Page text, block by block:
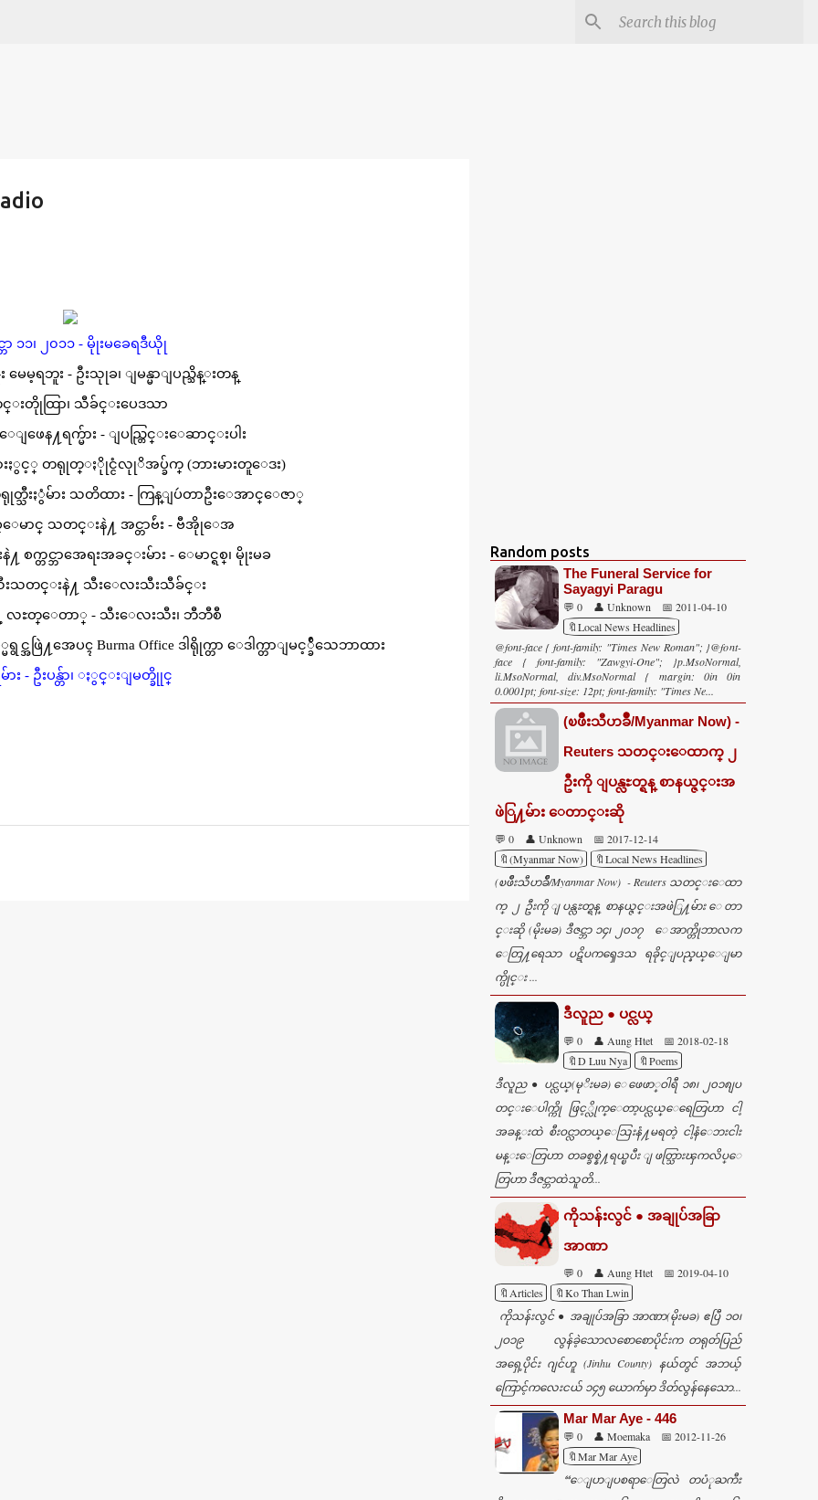
ဘာ ၁၁၊ ၂၀၁၁ - မိုုးမခေရဒီယိုု
ေမ့ရဘူး - ဦးသုုခ၊ ျမန္မာျပည္သိန္းတန္
းတိုုထြာ၊ သီခ်င္းပေဒသာ
ေန႔ရက္မ်ား - ျပည္တြင္းေဆာင္းပါး
ားႏွင့္ တရုုတ္ႏိုုင္ငံလုုိအပ္ခ်က္ (ဘားမားတူေဒး)
းႏွံမ်ား သတိထား - ကြန္ျပဴတာဦးေအာင္ေဇာ္
မာင္ သတင္းနဲ႔ အင္တာဗ်ဴး - ဗီအိုုေအ
စက္တင္ဘာအေရးအခင္းမ်ား - ေမာင္ရစ္၊ မိုုးမခ
သတင္းနဲ႔ သီးေလးသီးသီခ်င္း
လႊတ္ေတာ္ - သီးေလးသီး၊ ဘီဘီစီ
ြဲ႔အေပၚ Burma Office ဒါရိုုက္တာ ေဒါက္တာျမင့္ခ်ဴိသေဘာထား
ား - ဦးပန္တ်ာ၊ ႏွင္းျမတ္ခိုုင္
Random posts
The Funeral Service for
Sayagyi Paragu
💬 0 👤 Unknown
📅 2011-04-10
🔖Local News Headlines
@font-face { font-family: "Times New Roman"; }@font-
face { font-family: "Zawgyi-One"; }p.MsoNormal,
li.MsoNormal, div.MsoNormal { margin: 0in 0in
0.0001pt; font-size: 12pt; font-family: "Times Ne...
(ၿဖိဳးသီဟခ်ိဳ/Myanmar Now) -
Reuters သတင္းေထာက္ ၂
ဦးကို ျပန္လႊတ္ရန္ စာနယ္ဇင္းအ
ဖဲြ႔မ်ား ေတာင္းဆို
💬 0 👤 Unknown
📅 2017-12-14
🔖(Myanmar Now)
🔖Local News Headlines
(ၿဖိဳးသီဟခ်ိဳ/Myanmar Now) - Reuters သတင္းေထာ
က္ ၂ ဦးကို ျပန္လႊတ္ရန္ စာနယ္ဇင္းအဖဲြ႔မ်ား ေတာ
င္းဆို (မိုးမခ) ဒီဇင္ဘာ ၁၄၊ ၂၀၁၇ ေအာက္တိုဘာလက
ေတြ႔ရေသာ ပဋိပကၡေဒသ ရခိုင္ျပည္နယ္ေျမာ
က္ပိုင္း ...
ဒီလူည ● ပင္လယ္
💬 0 👤 Aung Htet
📅 2018-02-18
🔖D Luu Nya
🔖Poems
ဒီလူည ● ပင္လယ္(မုိးမခ) ေဖေဖာ္ဝါရီ ၁၈၊ ၂၀၁၈ျပ
တင္းေပါက္ကို ဖြင့္လိုက္ေတာ့ပင္လယ္ေရေတြဟာ ငါ့
အခန္းထဲ စီးဝင္လာတယ္ေသြးနံ႔မရတဲ့ ငါ့နံေဘးငါး
မန္းေတြဟာ တခစ္ခစ္နဲ႔ရယ္ၿပီး ျဖတ္သြားၾကလိပ္ေ
တြဟာ ဒီဇင္ဘာထဲသူတိ...
ကိုသန်းလွင် ● အချုပ်အခြာ
အာဏာ
💬 0 👤 Aung Htet
📅 2019-04-10
🔖Articles
🔖Ko Than Lwin
ကိုသန်းလွင် ● အချုပ်အခြာ အာဏာ(မိုးမခ) ဧပြီ ၁ဝ၊
၂ဝ၁၉ လွန်ခဲ့သောလစောစောပိုင်းက တရုတ်ပြည်
အရှေ့ပိုင်း ဂျင်ဟူ (Jinhu County) နယ်တွင် အဘယ့်
ကြောင့်ကလေးငယ် ၁၄၅ ယောက်မှာ ဒိတ်လွန်နေသော...
Mar Mar Aye - 446
💬 0 👤 Moemaka
📅 2012-11-26
🔖Mar Mar Aye
“ေျပာျပစရာေတြလဲ တပံုႀကီး